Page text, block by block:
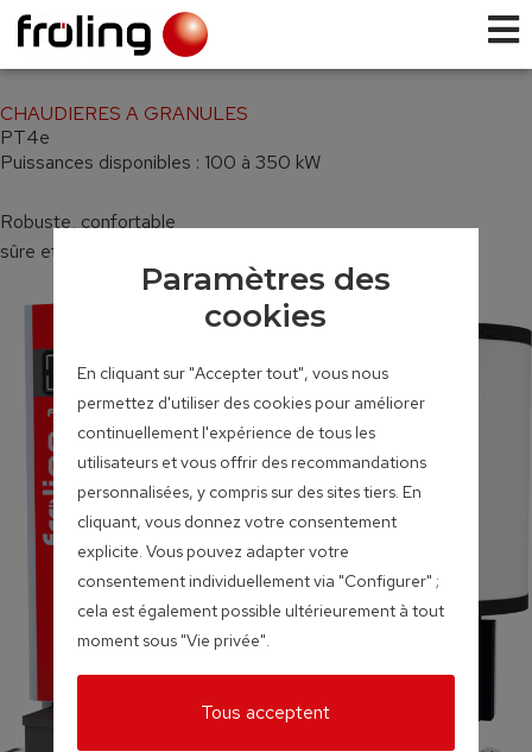
CHAUDIERES A GRANULES
PT4e
Puissances disponibles : 100 à 350 kW
Robuste, confortable
sûre et polyvalente
Paramètres des
cookies
En cliquant sur "Accepter tout", vous nous
permettez d'utiliser des cookies pour améliorer
continuellement l'expérience de tous les
utilisateurs et vous offrir des recommandations
personnalisées, y compris sur des sites tiers. En
cliquant, vous donnez votre consentement
explicite. Vous pouvez adapter votre
consentement individuellement via "Configurer" ;
cela est également possible ultérieurement à tout
moment sous "Vie privée".
Tous acceptent